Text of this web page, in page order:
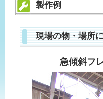
製作例
現場の物・場所
急傾斜フ